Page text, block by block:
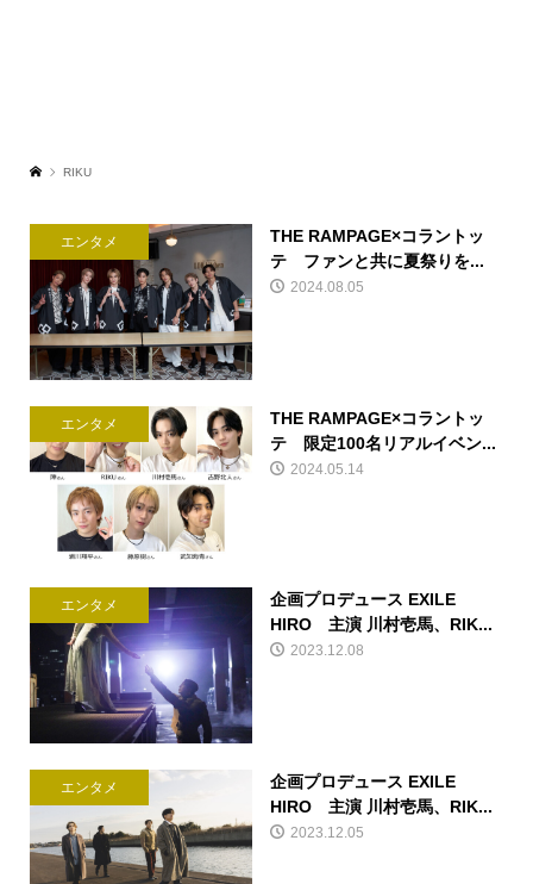
RIKU
エンタメ
THE RAMPAGE×コラントッ
テ ファンと共に夏祭りを...
2024.08.05
エンタメ
THE RAMPAGE×コラントッ
テ 限定100名リアルイベン...
2024.05.14
エンタメ
企画プロデュース EXILE
HIRO 主演 川村壱馬、RIK...
2023.12.08
エンタメ
企画プロデュース EXILE
HIRO 主演 川村壱馬、RIK...
2023.12.05